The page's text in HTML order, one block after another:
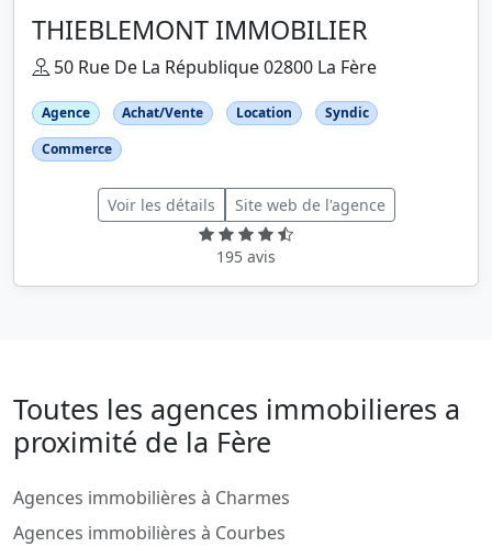
THIEBLEMONT IMMOBILIER
50 Rue De La République 02800 La Fère
Agence Achat/Vente Location
Syndic
Commerce
Voir les détails Site web de l'agence
195 avis
Toutes les agences immobilieres a
proximité de la Fère
Agences immobilières à Charmes
Agences immobilières à Courbes